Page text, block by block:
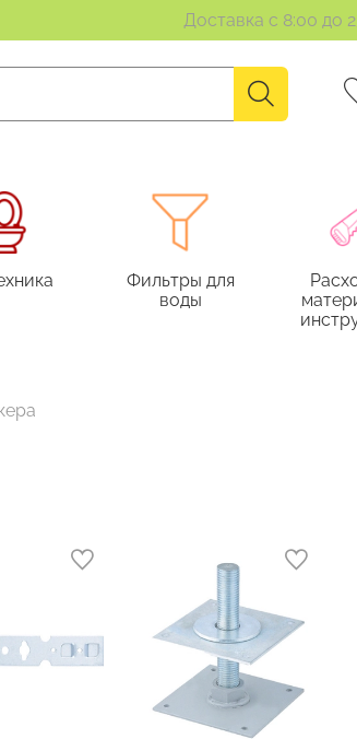
Доставка с 8:00 до
Фильтры для
воды